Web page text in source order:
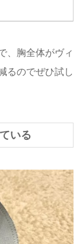
、胸全体がヴィ
るのでぜひ試し
いる